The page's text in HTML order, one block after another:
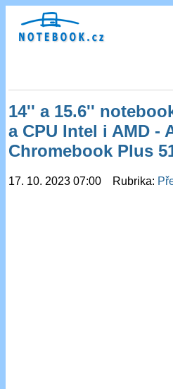
14'' a 15.6''
a CPU Intel i AMD -
Chromebook Plus
17. 10. 2023 07:00 Rubrika: